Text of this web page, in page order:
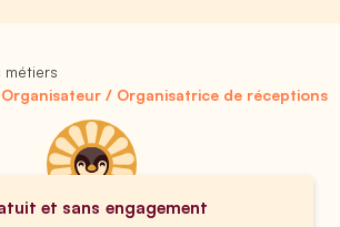
métiers
/ Organisatrice de réceptions
et sans engagement